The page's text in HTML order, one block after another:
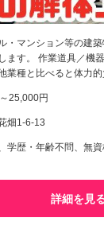
・マンション等の建
ます。 作業道具／機
業種と比べると体力
25,000円
畑1-6-13
学歴・年齢不問、無
詳細を見